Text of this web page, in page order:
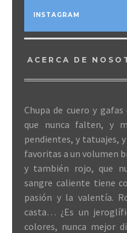
INSTAGRAM
ACERCA DE
Chupa de cuero y
que nunca falten, y
pendientes, y tatuajes,
favoritas a un volumen
y también rojo, que
sangre caliente tiene
pasión y la valentía.
casta… ¿Es un
colores, nunca mejor